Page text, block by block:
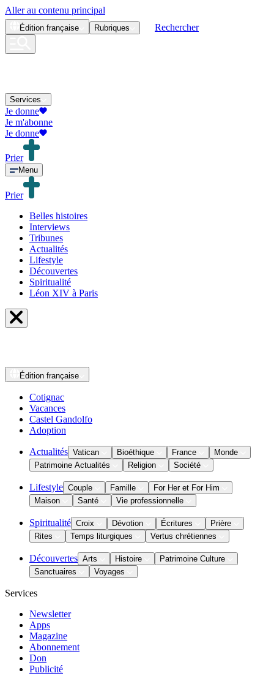
Aller au contenu principal
Édition française Rubriques Rechercher
Services
Je donne
Je m'abonne
Je donne
Prier
Menu
Prier
Belles histoires
Interviews
Tribunes
Actualités
Lifestyle
Découvertes
Spiritualité
Léon XIV à Paris
Édition française
Cotignac
Vacances
Castel Gandolfo
Adoption
Actualités Vatican Bioéthique France
Monde
Patrimoine Actualités
Religion Société
Lifestyle Couple Famille
For Her et For Him
Maison
Santé Vie professionnelle
Spiritualité Croix Dévotion Écritures
Prière
Rites
Temps liturgiques Vertus chrétiennes
Découvertes Arts Histoire
Patrimoine Culture
Sanctuaires
Voyages
Services
Newsletter
Apps
Magazine
Abonnement
Don
Publicité